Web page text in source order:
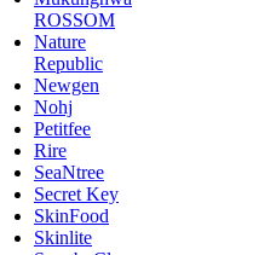
ROSSOM
Nature
Republic
Newgen
Nohj
Petitfee
Rire
SeaNtree
Secret Key
SkinFood
Skinlite